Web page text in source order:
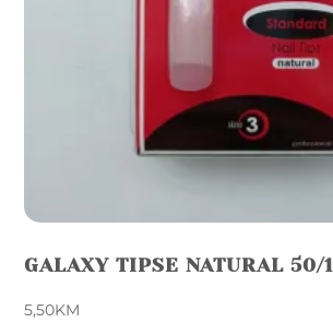
GALAXY TIPSE NATURAL 50/1
5,50KM